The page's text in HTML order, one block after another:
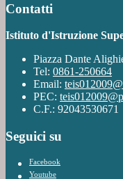
Contatti
Istituto d'Istruzione
Piazza Dante
Tel: 0861-250664
Email:
PEC:
C.F.: 92043530671
Seguici su
Facebook
Youtube